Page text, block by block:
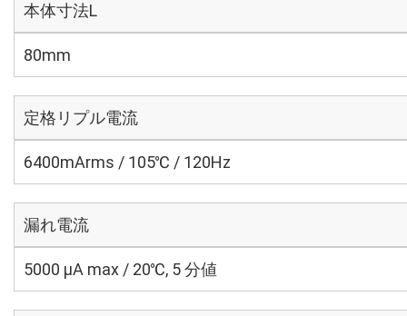
本体寸法L
80mm
定格リプル電流
6400mArms / 105℃ / 120Hz
漏れ電流
5000 μA max / 20℃, 5 分値